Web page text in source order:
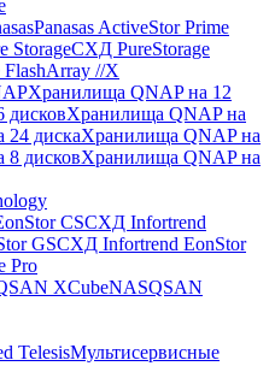
Panasas ActiveStor Prime
StorageСХД PureStorage
//X
Хранилища QNAP на 12
дисковХранилища QNAP на
дискаХранилища QNAP на
дисковХранилища QNAP на
CSСХД Infortrend
GSСХД Infortrend EonStor
Pro
XCubeNASQSAN
TelesisМультисервисные